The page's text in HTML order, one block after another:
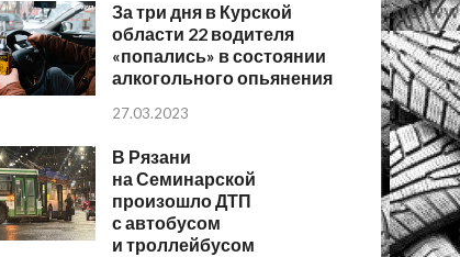
За три дня в Курской
области 22 водителя
«попались» в состоянии
алкогольного опьянения
27.03.2023
В Рязани
на Семинарской
произошло ДТП
с автобусом
и троллейбусом